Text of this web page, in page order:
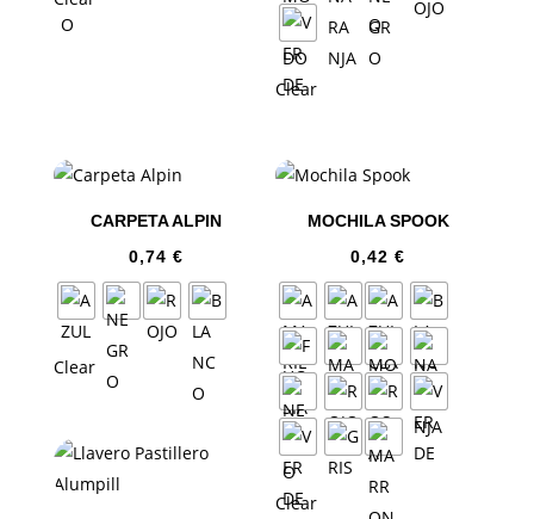
Clear
CARPETA ALPIN
0,74 €
Clear
MOCHILA SPOOK
0,42€
Clear